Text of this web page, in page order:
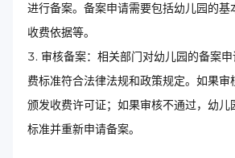
进行备案。备案申请需要包括幼儿园的基
收费依据等。
审核备案：相关部门对幼儿园的备案
费标准符合法律法规和政策规定。如果
颁发收费许可证；如果审核不通过，幼儿
标准并重新申请备案。